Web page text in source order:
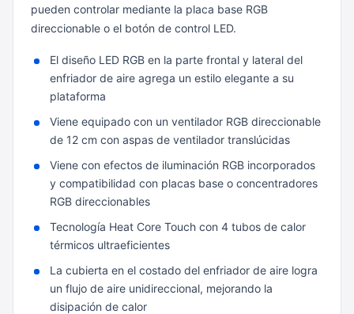
pueden controlar mediante la placa base RGB
direccionable o el botón de control LED.
El diseño LED RGB en la parte frontal y lateral del
enfriador de aire agrega un estilo elegante a su
plataforma
Viene equipado con un ventilador RGB direccionable
de 12 cm con aspas de ventilador translúcidas
Viene con efectos de iluminación RGB incorporados
y compatibilidad con placas base o concentradores
RGB direccionables
Tecnología Heat Core Touch con 4 tubos de calor
térmicos ultraeficientes
La cubierta en el costado del enfriador de aire logra
un flujo de aire unidireccional, mejorando la
disipación de calor